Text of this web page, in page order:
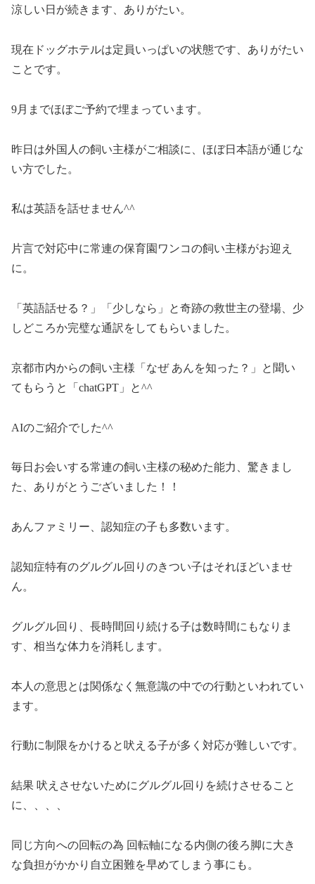
涼しい日が続きます、ありがたい。
現在ドッグホテルは定員いっぱいの状態です、ありがたい
ことです。
9月までほぼご予約で埋まっています。
昨日は外国人の飼い主様がご相談に、ほぼ日本語が通じな
い方でした。
私は英語を話せません^^
片言で対応中に常連の保育園ワンコの飼い主様がお迎え
に。
「英語話せる？」「少しなら」と奇跡の救世主の登場、少
しどころか完璧な通訳をしてもらいました。
京都市内からの飼い主様「なぜ あんを知った？」と聞い
てもらうと「chatGPT」と^^
AIのご紹介でした^^
毎日お会いする常連の飼い主様の秘めた能力、驚きまし
た、ありがとうございました！！
あんファミリー、認知症の子も多数います。
認知症特有のグルグル回りのきつい子はそれほどいませ
ん。
グルグル回り、長時間回り続ける子は数時間にもなりま
す、相当な体力を消耗します。
本人の意思とは関係なく無意識の中での行動といわれてい
ます。
行動に制限をかけると吠える子が多く対応が難しいです。
結果 吠えさせないためにグルグル回りを続けさせること
に、、、、
同じ方向への回転の為 回転軸になる内側の後ろ脚に大き
な負担がかかり自立困難を早めてしまう事にも。